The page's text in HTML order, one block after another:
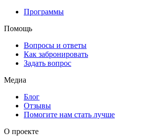
Программы
Помощь
Вопросы и ответы
Как забронировать
Задать вопрос
Медиа
Блог
Отзывы
Помогите нам стать лучше
О проекте